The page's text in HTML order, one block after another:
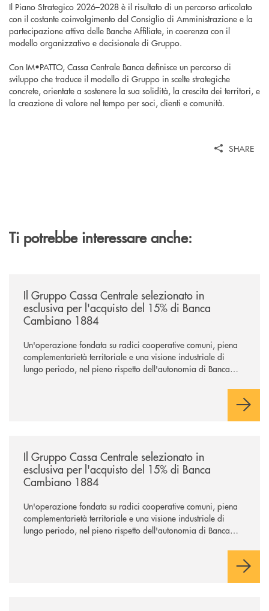
Il Piano Strategico 2026–2028 è il risultato di un percorso articolato
con il costante coinvolgimento del Consiglio di Amministrazione e la
partecipazione attiva delle Banche Affiliate, in coerenza con il
modello organizzativo e decisionale di Gruppo.
Con IM•PATTO, Cassa Centrale Banca definisce un percorso di
sviluppo che traduce il modello di Gruppo in scelte strategiche
concrete, orientate a sostenere la sua solidità, la crescita dei territori, e
la creazione di valore nel tempo per soci, clienti e comunità.
SHARE
Ti potrebbe interessare anche:
Il Gruppo Cassa Centrale selezionato in
esclusiva per l'acquisto del 15% di Banca
Cambiano 1884
Un'operazione fondata su radici cooperative comuni, piena
complementarietà territoriale e una visione industriale di
lungo periodo, nel pieno rispetto dell'autonomia di Banca
negoziazione esclusiva per la finalizzazione dell’operazione.
Il Gruppo Cassa Centrale selezionato in
esclusiva per l'acquisto del 15% di Banca
Cambiano 1884
Un'operazione fondata su radici cooperative comuni, piena
complementarietà territoriale e una visione industriale di
lungo periodo, nel pieno rispetto dell'autonomia di Banca
negoziazione esclusiva per la finalizzazione dell’operazione.